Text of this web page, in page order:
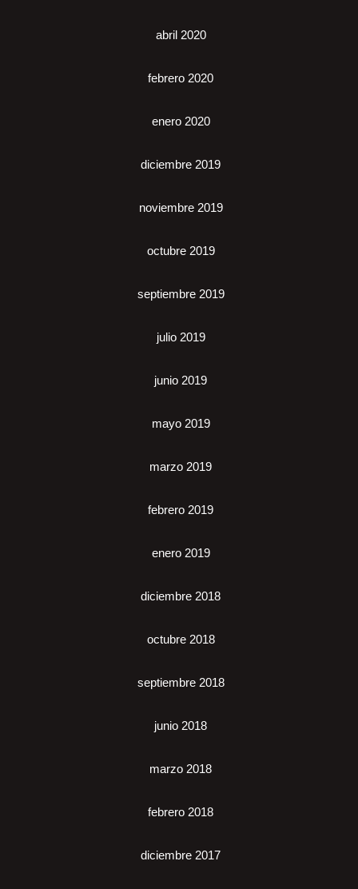
abril 2020
febrero 2020
enero 2020
diciembre 2019
noviembre 2019
octubre 2019
septiembre 2019
julio 2019
junio 2019
mayo 2019
marzo 2019
febrero 2019
enero 2019
diciembre 2018
octubre 2018
septiembre 2018
junio 2018
marzo 2018
febrero 2018
diciembre 2017